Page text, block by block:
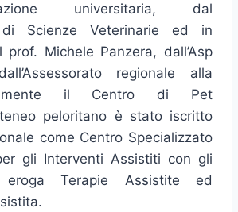
universitaria, dal
di Scienze Veterinarie ed in
Michele Panzera, dall’Asp
regionale alla
il Centro di Pet
peloritano è stato iscritto
come Centro Specializzato
gli Interventi Assistiti con gli
Terapie Assistite ed